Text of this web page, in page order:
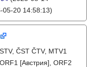
05-20 14:58:13)
ČST ČTV, MTV1
[Австрия], ORF2